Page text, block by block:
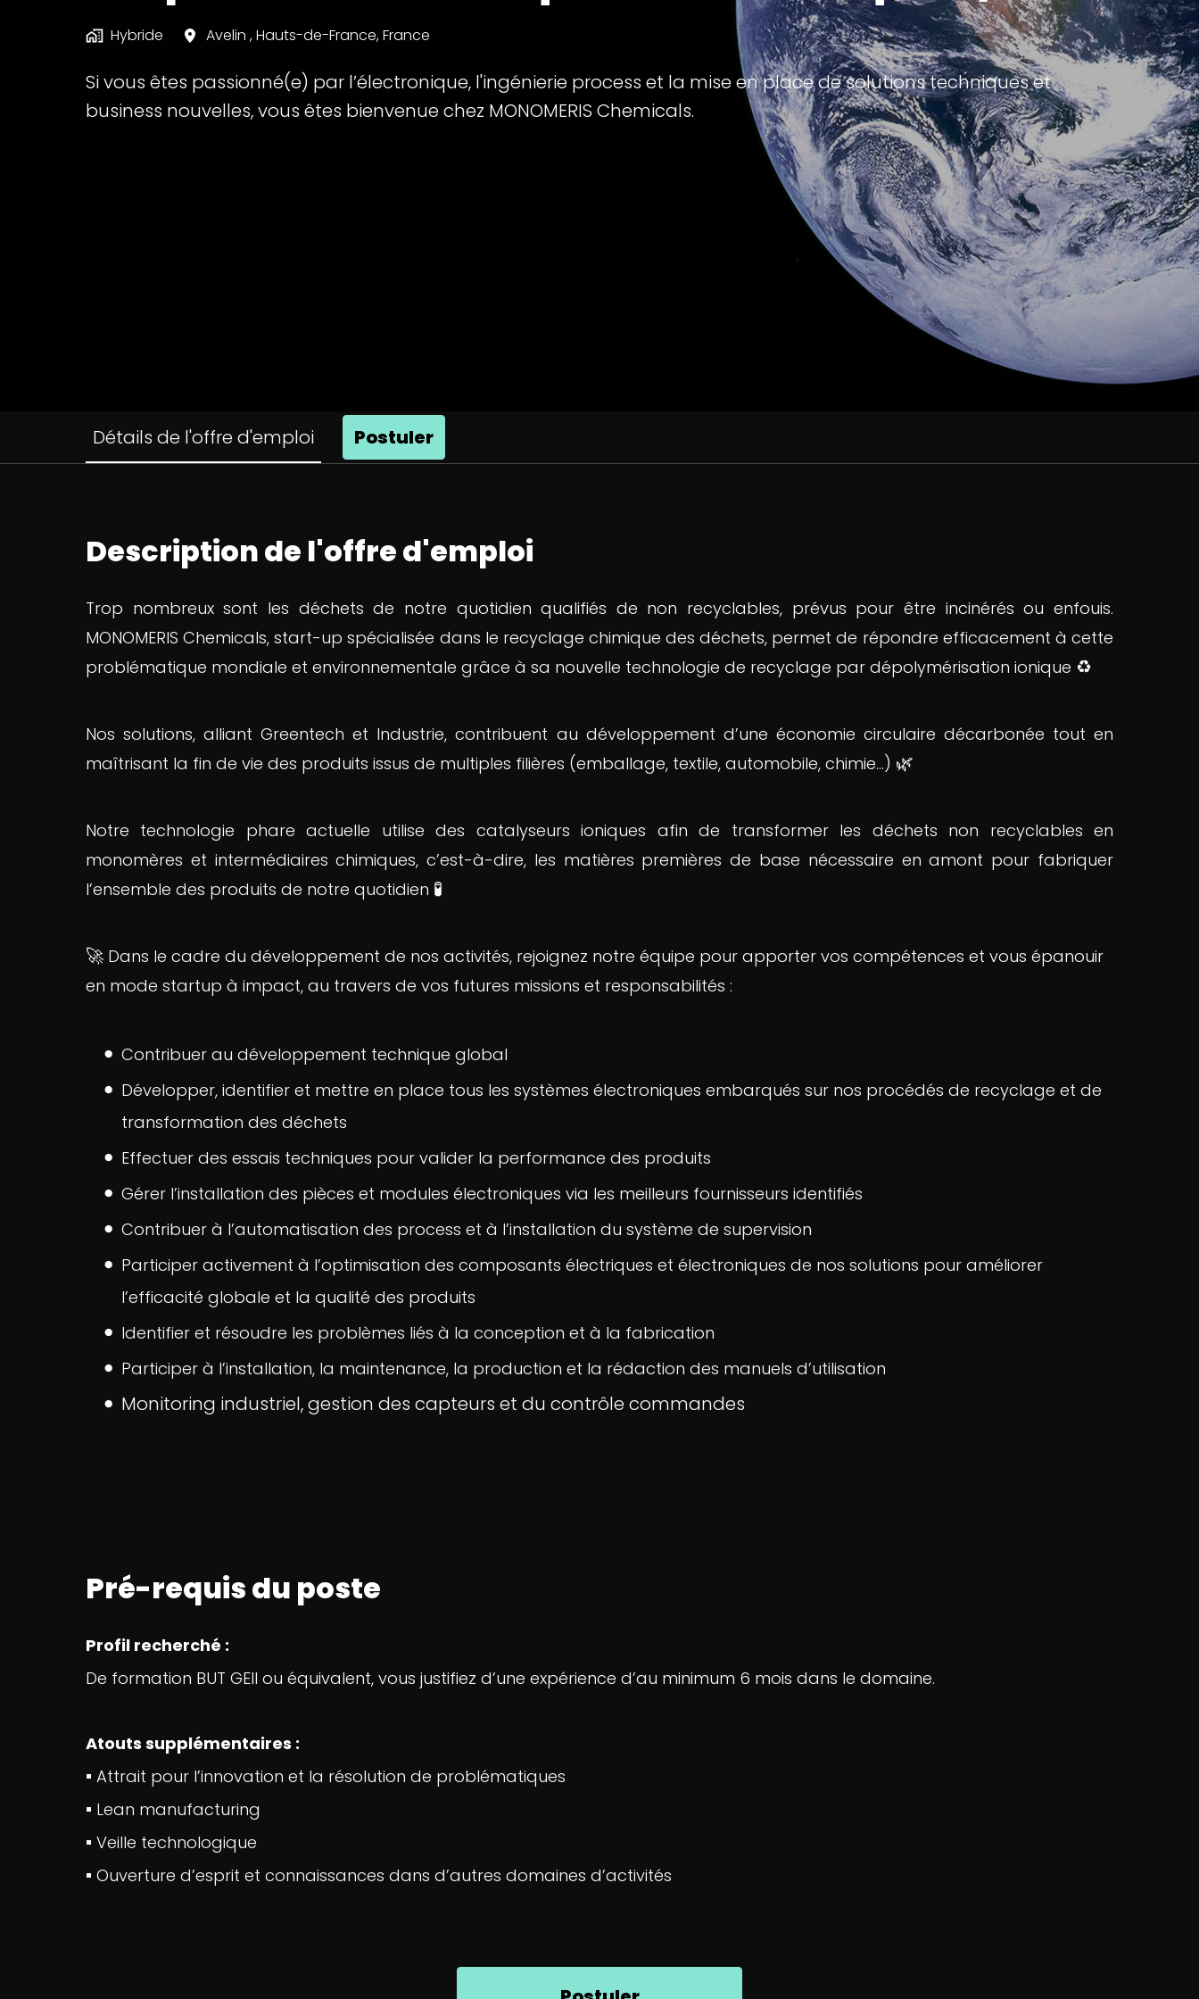
Hybride Avelin ,Hauts-de-France,France
Si vous êtes passionné(e) par l’électronique, l'ingénierie process et la mise en place de solutions techniques et
business nouvelles, vous êtes bienvenue chez MONOMERIS Chemicals.
Détails de l'offre d'emploi Postuler
Description de l'offre d'emploi
Trop nombreux sont les déchets de notre quotidien qualifiés de non recyclables, prévus pour être incinérés ou enfouis.
MONOMERIS Chemicals, start-up spécialisée dans le recyclage chimique des déchets, permet de répondre efficacement à cette
problématique mondiale et environnementale grâce à sa nouvelle technologie de recyclage par dépolymérisation ionique ♻️
Nos solutions, alliant Greentech et Industrie, contribuent au développement d’une économie circulaire décarbonée tout en
maîtrisant la fin de vie des produits issus de multiples filières (emballage, textile, automobile, chimie…) 🌿
Notre technologie phare actuelle utilise des catalyseurs ioniques afin de transformer les déchets non recyclables en
monomères et intermédiaires chimiques, c’est-à-dire, les matières premières de base nécessaire en amont pour fabriquer
l’ensemble des produits de notre quotidien 🧪
🚀 Dans le cadre du développement de nos activités, rejoignez notre équipe pour apporter vos compétences et vous épanouir
en mode startup à impact, au travers de vos futures missions et responsabilités :
Contribuer au développement technique global
Développer, identifier et mettre en place tous les systèmes électroniques embarqués sur nos procédés de recyclage et de
transformation des déchets
Effectuer des essais techniques pour valider la performance des produits
Gérer l’installation des pièces et modules électroniques via les meilleurs fournisseurs identifiés
Contribuer à l’automatisation des process et à l’installation du système de supervision
Participer activement à l’optimisation des composants électriques et électroniques de nos solutions pour améliorer
l’efficacité globale et la qualité des produits
Identifier et résoudre les problèmes liés à la conception et à la fabrication
Participer à l’installation, la maintenance, la production et la rédaction des manuels d’utilisation
Monitoring industriel, gestion des capteurs et du contrôle commandes
Pré-requis du poste
Profil recherché :
De formation BUT GEII ou équivalent, vous justifiez d’une expérience d’au minimum 6 mois dans le domaine.
Atouts supplémentaires :
▪ Attrait pour l’innovation et la résolution de problématiques
▪ Lean manufacturing
▪ Veille technologique
▪ Ouverture d’esprit et connaissances dans d’autres domaines d’activités